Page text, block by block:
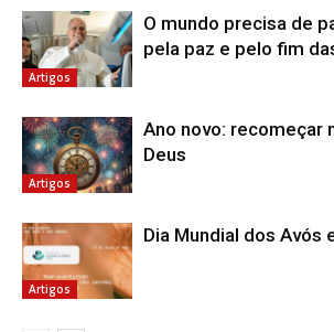
Artigos
O mundo precisa de
pela paz e pelo fim
Artigos
Ano novo: recomeçar
Deus
Artigos
Dia Mundial dos Avós